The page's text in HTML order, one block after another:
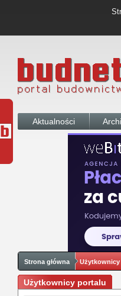
Aktualności
Strona główna Użytkownicy
Użytkownicy portalu